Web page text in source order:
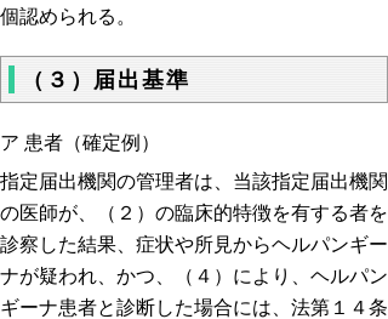
個認められる。
（３）届出基準
ア 患者（確定例）
指定届出機関の管理者は、当該指定届出機関
の医師が、（２）の臨床的特徴を有する者を
診察した結果、症状や所見からヘルパンギー
ナが疑われ、かつ、（４）により、ヘルパン
ギーナ患者と診断した場合には、法第１４条